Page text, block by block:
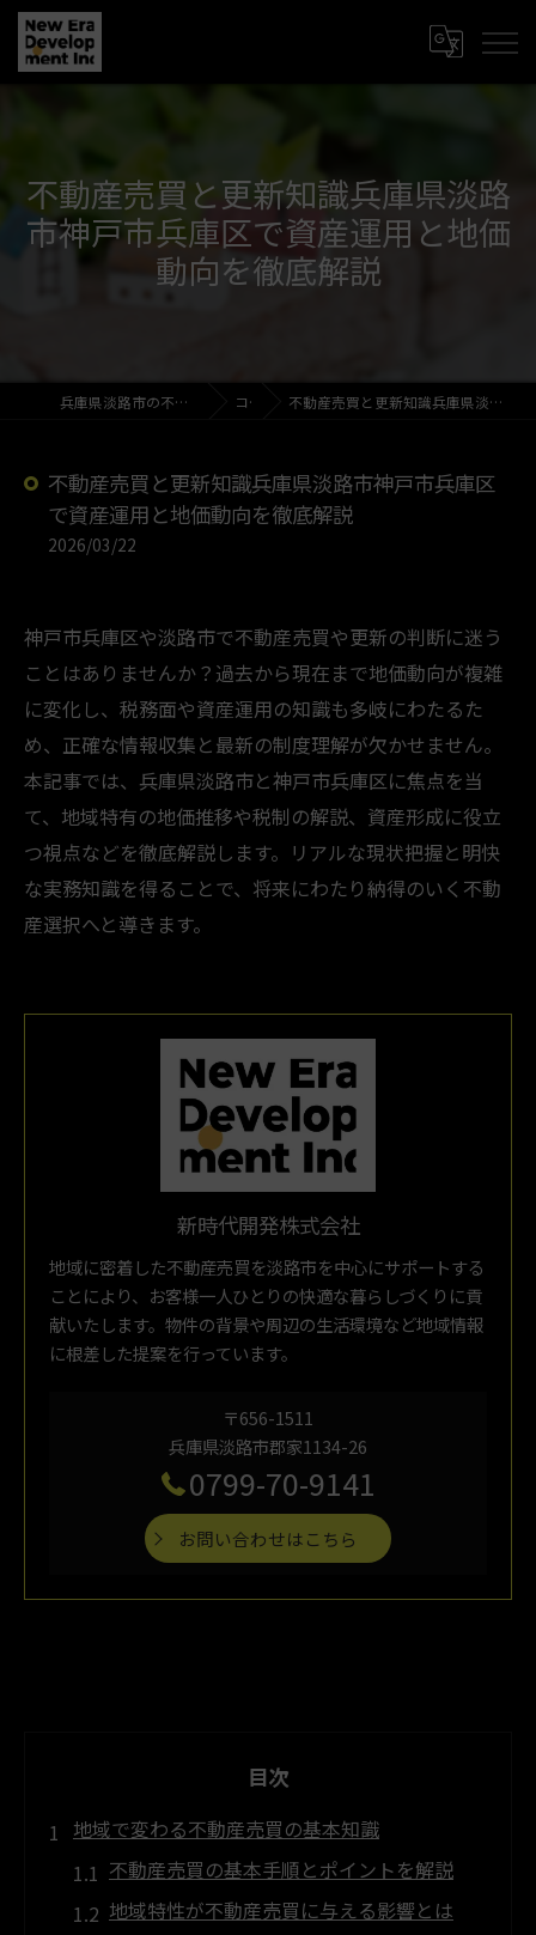
不動産売買と更新知識兵庫県淡路
市神戸市兵庫区で資産運用と地価
動向を徹底解説
兵庫県淡路市の不動産売買なら新時代開発株式会社 コラム 不動産売買と更新知識兵庫県淡路市神戸市兵庫区で資産運用と地価動向を徹底解説
不動産売買と更新知識兵庫県淡路市神戸市兵庫区
で資産運用と地価動向を徹底解説
2026/03/22
神戸市兵庫区や淡路市で不動産売買や更新の判断に迷う
ことはありませんか？過去から現在まで地価動向が複雑
に変化し、税務面や資産運用の知識も多岐にわたるた
め、正確な情報収集と最新の制度理解が欠かせません。
本記事では、兵庫県淡路市と神戸市兵庫区に焦点を当
て、地域特有の地価推移や税制の解説、資産形成に役立
つ視点などを徹底解説します。リアルな現状把握と明快
な実務知識を得ることで、将来にわたり納得のいく不動
産選択へと導きます。
新時代開発株式会社
地域に密着した不動産売買を淡路市を中心にサポートする
ことにより、お客様一人ひとりの快適な暮らしづくりに貢
献いたします。物件の背景や周辺の生活環境など地域情報
に根差した提案を行っています。
〒656-1511
兵庫県淡路市郡家1134-26
0799-70-9141
お問い合わせはこちら
目次
地域で変わる不動産売買の基本知識
不動産売買の基本手順とポイントを解説
地域特性が不動産売買に与える影響とは